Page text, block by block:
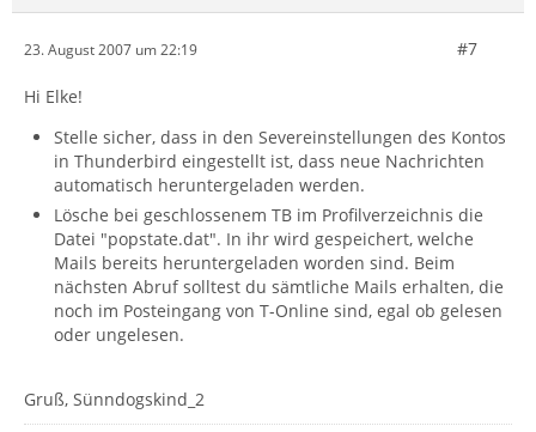
23. August 2007 um 22:19 #7
Hi Elke!
Stelle sicher, dass in den Severeinstellungen des Kontos
in Thunderbird eingestellt ist, dass neue Nachrichten
automatisch heruntergeladen werden.
Lösche bei geschlossenem TB im Profilverzeichnis die
Datei "popstate.dat". In ihr wird gespeichert, welche
Mails bereits heruntergeladen worden sind. Beim
nächsten Abruf solltest du sämtliche Mails erhalten, die
noch im Posteingang von T-Online sind, egal ob gelesen
oder ungelesen.
Gruß, Sünndogskind_2